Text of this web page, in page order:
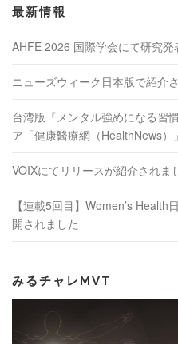
最新情報
AHFE 2026 国際学会にて研究発
ニューズウィーク日本版で紹介
台湾版『メンタル強めになる習
ア「健康醫療網（HealthNews）
VOIXにてリリースが紹介されま
【連載5回目】Women’s
開されました
みるチャレMVT